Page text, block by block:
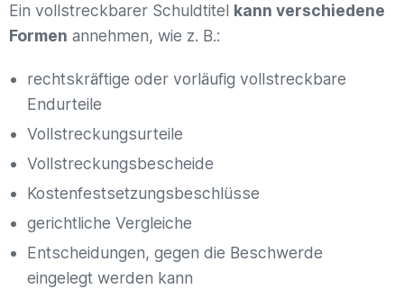
Ein vollstreckbarer Schuldtitel kann verschiedene
Formen annehmen, wie z. B.:
rechtskräftige oder vorläufig vollstreckbare
Endurteile
Vollstreckungsurteile
Vollstreckungsbescheide
Kostenfestsetzungsbeschlüsse
gerichtliche Vergleiche
Entscheidungen, gegen die Beschwerde
eingelegt werden kann